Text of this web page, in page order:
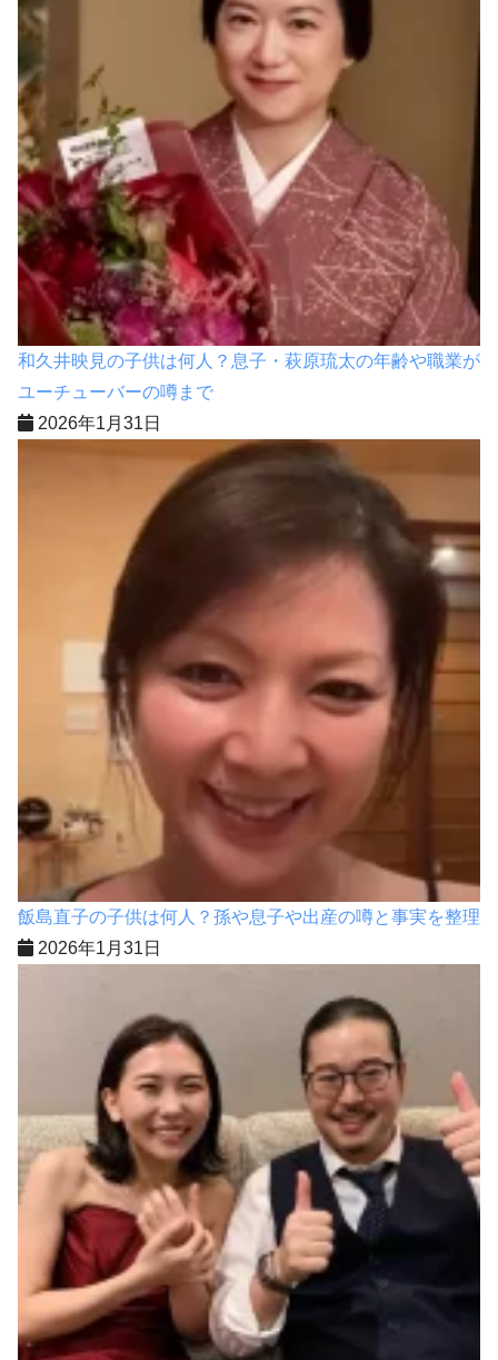
和久井映見の子供は何人？息子・萩原琉太の年齢や職業が
ユーチューバーの噂まで
2026年1月31日
飯島直子の子供は何人？孫や息子や出産の噂と事実を整理
2026年1月31日